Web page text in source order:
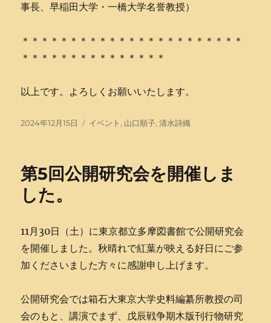
事長、早稲田大学・一橋大学名誉教授）
＊＊＊＊＊＊＊＊＊＊＊＊＊＊＊＊＊＊＊＊＊＊＊
＊＊＊＊＊＊＊＊＊＊＊＊＊＊＊
以上です。よろしくお願いいたします。
投
2024年12月15日
タ
イベント, 山口順子,清水詩織
第5回公開研究会を開催しま
した。
11月30日（土）に東京都立多摩図書館で公開研究会
を開催しました。秋晴れで紅葉が映える好日にご参
加くださいました方々に感謝申し上げます。
公開研究会では箱石大東京大学史料編纂所教授の司
会のもと、講演でまず、戊辰戦争期木版刊行物研究